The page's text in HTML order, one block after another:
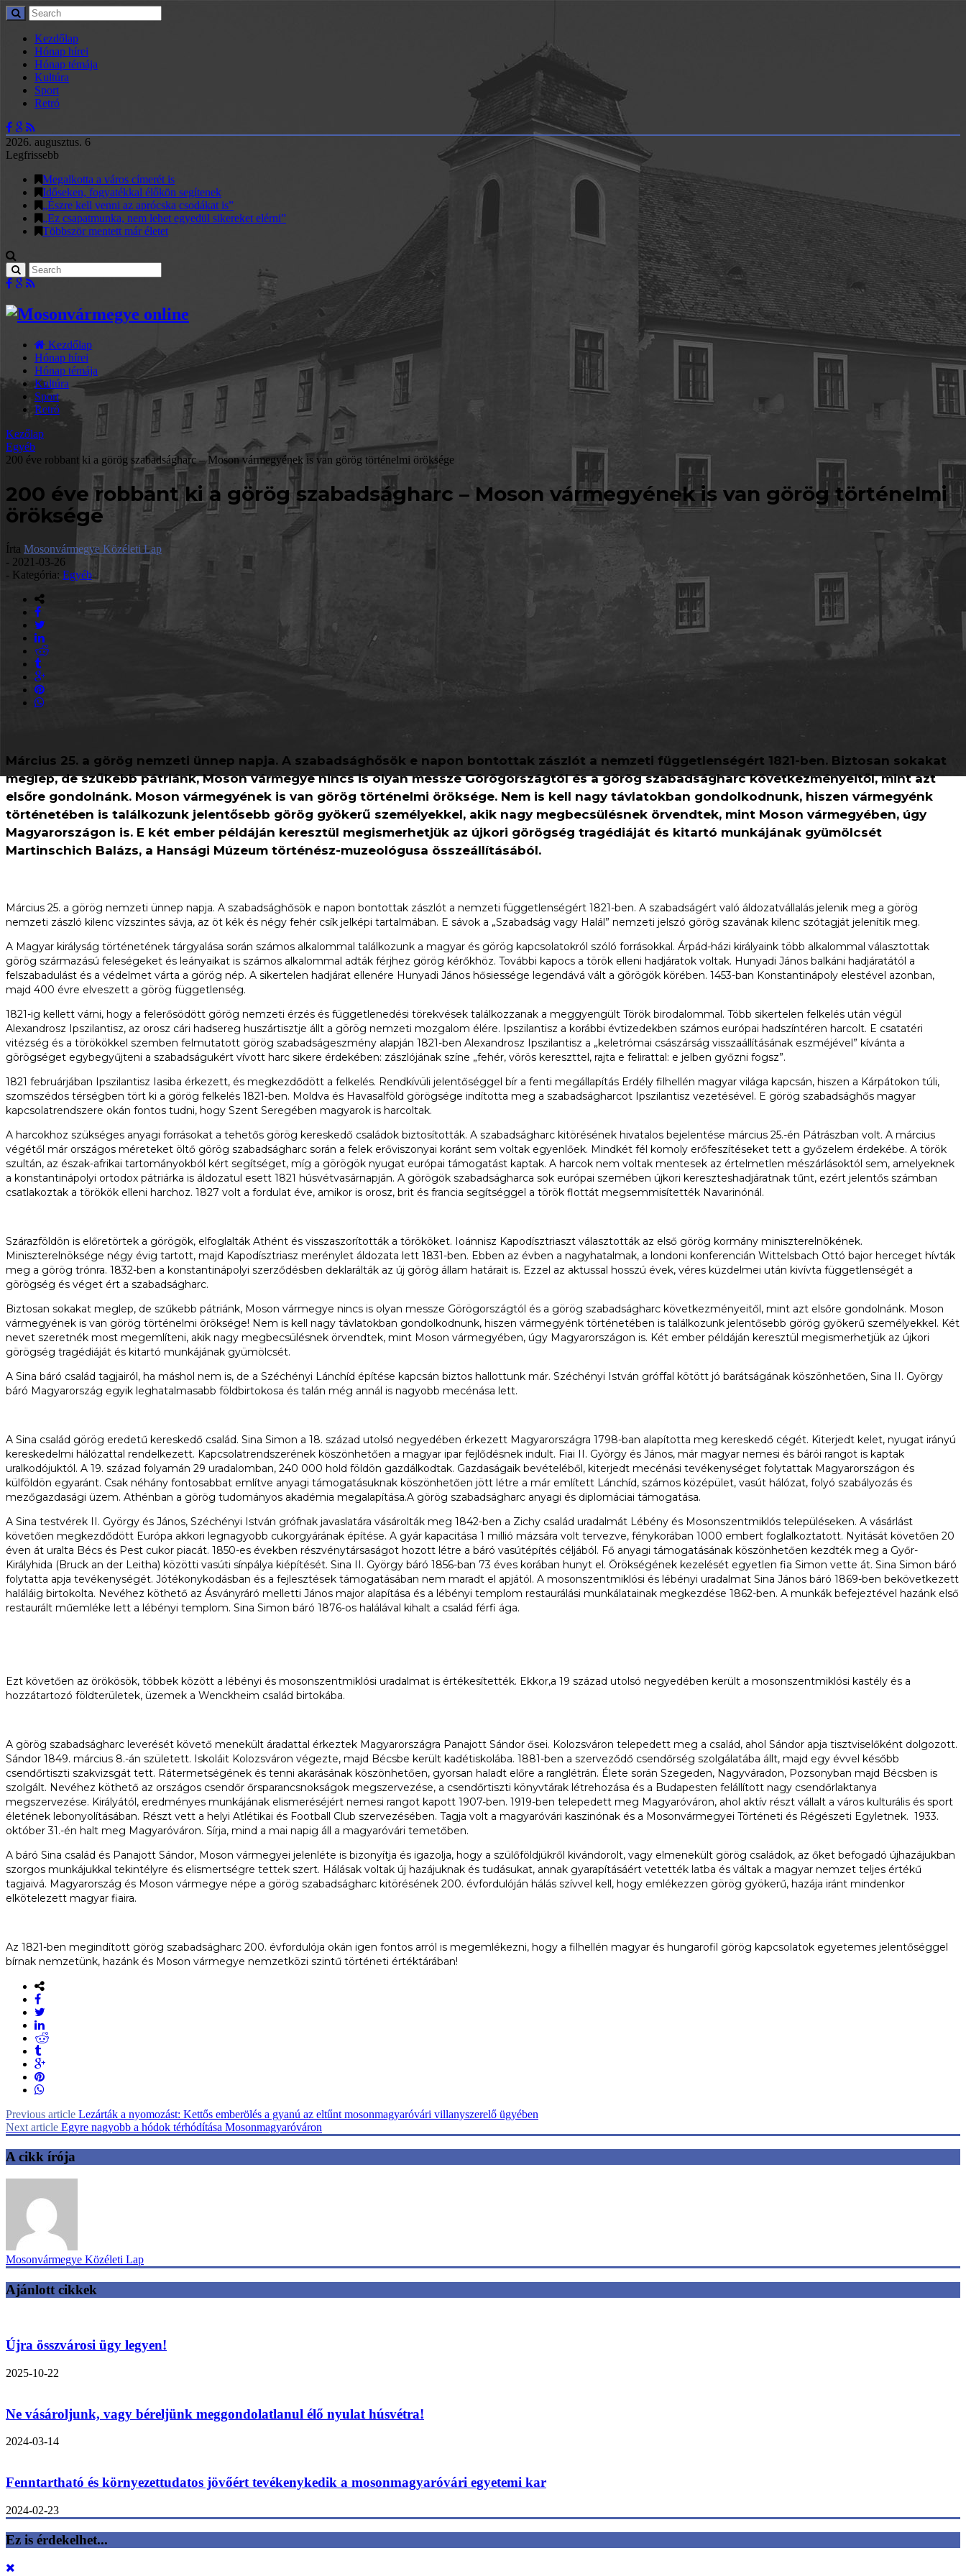
Kezdőlap
Hónap hírei
Hónap témája
Kultúra
Sport
Retró
2026. augusztus. 6
Legfrissebb
Megalkotta a város címerét is
Időseken, fogyatékkal élőkön segítenek
„Észre kell venni az aprócska csodákat is”
„Ez csapatmunka, nem lehet egyedül sikereket elérni”
Többször mentett már életet
Kezdőlap
Hónap hírei
Hónap témája
Kultúra
Sport
Retró
Kezőlap
Egyéb
200 éve robbant ki a görög szabadságharc – Moson vármegyének is van görög történelmi öröksége
200 éve robbant ki a görög szabadságharc – Moson vármegyének is van görög történelmi
öröksége
Írta Mosonvármegye Közéleti Lap
- 2021-03-26
- Kategória: Egyéb
Március 25. a görög nemzeti ünnep napja. A szabadsághősök e napon bontottak zászlót a nemzeti függetlenségért 1821-ben. Biztosan sokakat
meglep, de szűkebb pátriánk, Moson vármegye nincs is olyan messze Görögországtól és a görög szabadságharc következményeitől, mint azt
elsőre gondolnánk. Moson vármegyének is van görög történelmi öröksége. Nem is kell nagy távlatokban gondolkodnunk, hiszen vármegyénk
történetében is találkozunk jelentősebb görög gyökerű személyekkel, akik nagy megbecsülésnek örvendtek, mint Moson vármegyében, úgy
Magyarországon is. E két ember példáján keresztül megismerhetjük az újkori görögség tragédiáját és kitartó munkájának gyümölcsét
Martinschich Balázs, a Hansági Múzeum történész-muzeológusa összeállításából.
Március 25. a görög nemzeti ünnep napja. A szabadsághősök e napon bontottak zászlót a nemzeti függetlenségért 1821-ben. A szabadságért való áldozatvállalás jelenik meg a görög
nemzeti zászló kilenc vízszintes sávja, az öt kék és négy fehér csík jelképi tartalmában. E sávok a „Szabadság vagy Halál” nemzeti jelszó görög szavának kilenc szótagját jelenítik meg.
A Magyar királyság történetének tárgyalása során számos alkalommal találkozunk a magyar és görög kapcsolatokról szóló forrásokkal. Árpád-házi királyaink több alkalommal választottak
görög származású feleségeket és leányaikat is számos alkalommal adták férjhez görög kérőkhöz. További kapocs a török elleni hadjáratok voltak. Hunyadi János balkáni hadjáratától a
felszabadulást és a védelmet várta a görög nép. A sikertelen hadjárat ellenére Hunyadi János hősiessége legendává vált a görögök körében. 1453-ban Konstantinápoly elestével azonban,
majd 400 évre elveszett a görög függetlenség.
1821-ig kellett várni, hogy a felerősödött görög nemzeti érzés és függetlenedési törekvések találkozzanak a meggyengült Török birodalommal. Több sikertelen felkelés után végül
Alexandrosz Ipszilantisz, az orosz cári hadsereg huszártisztje állt a görög nemzeti mozgalom élére. Ipszilantisz a korábbi évtizedekben számos európai hadszíntéren harcolt. E csatatéri
vitézség és a törökökkel szemben felmutatott görög szabadságeszmény alapján 1821-ben Alexandrosz Ipszilantisz a „keletrómai császárság visszaállításának eszméjével” kívánta a
görögséget egybegyűjteni a szabadságukért vívott harc sikere érdekében: zászlójának színe „fehér, vörös kereszttel, rajta e felirattal: e jelben győzni fogsz”.
1821 februárjában Ipszilantisz Iasiba érkezett, és megkezdődött a felkelés. Rendkívüli jelentőséggel bír a fenti megállapítás Erdély filhellén magyar világa kapcsán, hiszen a Kárpátokon túli,
szomszédos térségben tört ki a görög felkelés 1821-ben. Moldva és Havasalföld görögsége indította meg a szabadságharcot Ipszilantisz vezetésével. E görög szabadsághős magyar
kapcsolatrendszere okán fontos tudni, hogy Szent Seregében magyarok is harcoltak.
A harcokhoz szükséges anyagi forrásokat a tehetős görög kereskedő családok biztosították. A szabadságharc kitörésének hivatalos bejelentése március 25.-én Pátrászban volt. A március
végétől már országos méreteket öltő görög szabadságharc során a felek erőviszonyai koránt sem voltak egyenlőek. Mindkét fél komoly erőfeszítéseket tett a győzelem érdekébe. A török
szultán, az észak-afrikai tartományokból kért segítséget, míg a görögök nyugat európai támogatást kaptak. A harcok nem voltak mentesek az értelmetlen mészárlásoktól sem, amelyeknek
a konstantinápolyi ortodox pátriárka is áldozatul esett 1821 húsvétvasárnapján. A görögök szabadságharca sok európai szemében újkori kereszteshadjáratnak tűnt, ezért jelentős számban
csatlakoztak a törökök elleni harchoz. 1827 volt a fordulat éve, amikor is orosz, brit és francia segítséggel a török flottát megsemmisítették Navarinónál.
Szárazföldön is előretörtek a görögök, elfoglalták Athént és visszaszorították a törököket. Ioánnisz Kapodísztriaszt választották az első görög kormány miniszterelnökének.
Miniszterelnöksége négy évig tartott, majd Kapodísztriasz merénylet áldozata lett 1831-ben. Ebben az évben a nagyhatalmak, a londoni konferencián Wittelsbach Ottó bajor herceget hívták
meg a görög trónra. 1832-ben a konstantinápolyi szerződésben deklarálták az új görög állam határait is. Ezzel az aktussal hosszú évek, véres küzdelmei után kivívta függetlenségét a
görögség és véget ért a szabadságharc.
Biztosan sokakat meglep, de szűkebb pátriánk, Moson vármegye nincs is olyan messze Görögországtól és a görög szabadságharc következményeitől, mint azt elsőre gondolnánk. Moson
vármegyének is van görög történelmi öröksége! Nem is kell nagy távlatokban gondolkodnunk, hiszen vármegyénk történetében is találkozunk jelentősebb görög gyökerű személyekkel. Két
nevet szeretnék most megemlíteni, akik nagy megbecsülésnek örvendtek, mint Moson vármegyében, úgy Magyarországon is. Két ember példáján keresztül megismerhetjük az újkori
görögség tragédiáját és kitartó munkájának gyümölcsét.
A Sina báró család tagjairól, ha máshol nem is, de a Széchényi Lánchíd építése kapcsán biztos hallottunk már. Széchényi István gróffal kötött jó barátságának köszönhetően, Sina II. György
báró Magyarország egyik leghatalmasabb földbirtokosa és talán még annál is nagyobb mecénása lett.
A Sina család görög eredetű kereskedő család. Sina Simon a 18. század utolsó negyedében érkezett Magyarországra 1798-ban alapította meg kereskedő cégét. Kiterjedt kelet, nyugat irányú
kereskedelmi hálózattal rendelkezett. Kapcsolatrendszerének köszönhetően a magyar ipar fejlődésnek indult. Fiai II. György és János, már magyar nemesi és bárói rangot is kaptak
uralkodójuktól. A 19. század folyamán 29 uradalomban, 240 000 hold földön gazdálkodtak. Gazdaságaik bevételéből, kiterjedt mecénási tevékenységet folytattak Magyarországon és
külföldön egyaránt. Csak néhány fontosabbat említve anyagi támogatásuknak köszönhetően jött létre a már említett Lánchíd, számos középület, vasút hálózat, folyó szabályozás és
mezőgazdasági üzem. Athénban a görög tudományos akadémia megalapítása.A görög szabadságharc anyagi és diplomáciai támogatása.
A Sina testvérek II. György és János, Széchényi István grófnak javaslatára vásárolták meg 1842-ben a Zichy család uradalmát Lébény és Mosonszentmiklós településeken. A vásárlást
követően megkezdődött Európa akkori legnagyobb cukorgyárának építése. A gyár kapacitása 1 millió mázsára volt tervezve, fénykorában 1000 embert foglalkoztatott. Nyitását követően 20
éven át uralta Bécs és Pest cukor piacát. 1850-es években részvénytársaságot hozott létre a báró vasútépítés céljából. Fő anyagi támogatásának köszönhetően kezdték meg a Győr-
Királyhida (Bruck an der Leitha) közötti vasúti sínpálya kiépítését. Sina II. György báró 1856-ban 73 éves korában hunyt el. Örökségének kezelését egyetlen fia Simon vette át. Sina Simon báró
folytatta apja tevékenységét. Jótékonykodásban és a fejlesztések támogatásában nem maradt el apjától. A mosonszentmiklósi és lébényi uradalmat Sina János báró 1869-ben bekövetkezett
haláláig birtokolta. Nevéhez köthető az Ásványráró melletti János major alapítása és a lébényi templom restaurálási munkálatainak megkezdése 1862-ben. A munkák befejeztével hazánk első
restaurált műemléke lett a lébényi templom. Sina Simon báró 1876-os halálával kihalt a család férfi ága.
Ezt követően az örökösök, többek között a lébényi és mosonszentmiklósi uradalmat is értékesítették. Ekkor,a 19 század utolsó negyedében került a mosonszentmiklósi kastély és a
hozzátartozó földterületek, üzemek a Wenckheim család birtokába.
A görög szabadságharc leverését követő menekült áradattal érkeztek Magyarországra Panajott Sándor ősei. Kolozsváron telepedett meg a család, ahol Sándor apja tisztviselőként dolgozott.
Sándor 1849. március 8.-án született. Iskoláit Kolozsváron végezte, majd Bécsbe került kadétiskolába. 1881-ben a szerveződő csendőrség szolgálatába állt, majd egy évvel később
csendőrtiszti szakvizsgát tett. Rátermetségének és tenni akarásának köszönhetően, gyorsan haladt előre a ranglétrán. Élete során Szegeden, Nagyváradon, Pozsonyban majd Bécsben is
szolgált. Nevéhez köthető az országos csendőr őrsparancsnokságok megszervezése, a csendőrtiszti könyvtárak létrehozása és a Budapesten felállított nagy csendőrlaktanya
megszervezése. Királyától, eredményes munkájának elismeréséjért nemesi rangot kapott 1907-ben. 1919-ben telepedett meg Magyaróváron, ahol aktív részt vállalt a város kulturális és sport
életének lebonyolításában. Részt vett a helyi Atlétikai és Football Club szervezésében. Tagja volt a magyaróvári kaszinónak és a Mosonvármegyei Történeti és Régészeti Egyletnek. 1933.
október 31.-én halt meg Magyaróváron. Sírja, mind a mai napig áll a magyaróvári temetőben.
A báró Sina család és Panajott Sándor, Moson vármegyei jelenléte is bizonyítja és igazolja, hogy a szülőföldjükről kivándorolt, vagy elmenekült görög családok, az őket befogadó újhazájukban
szorgos munkájukkal tekintélyre és elismertségre tettek szert. Hálásak voltak új hazájuknak és tudásukat, annak gyarapításáért vetették latba és váltak a magyar nemzet teljes értékű
tagjaivá. Magyarország és Moson vármegye népe a görög szabadságharc kitörésének 200. évfordulóján hálás szívvel kell, hogy emlékezzen görög gyökerű, hazája iránt mindenkor
elkötelezett magyar fiaira.
Az 1821-ben megindított görög szabadságharc 200. évfordulója okán igen fontos arról is megemlékezni, hogy a filhellén magyar és hungarofil görög kapcsolatok egyetemes jelentőséggel
bírnak nemzetünk, hazánk és Moson vármegye nemzetközi szintű történeti értéktárában!
Previous article Lezárták a nyomozást: Kettős emberölés a gyanú az eltűnt mosonmagyaróvári villanyszerelő ügyében
Next article Egyre nagyobb a hódok térhódítása Mosonmagyaróváron
A cikk írója
Mosonvármegye Közéleti Lap
Ajánlott cikkek
Újra összvárosi ügy legyen!
2025-10-22
Ne vásároljunk, vagy béreljünk meggondolatlanul élő nyulat húsvétra!
2024-03-14
Fenntartható és környezettudatos jövőért tevékenykedik a mosonmagyaróvári egyetemi kar
2024-02-23
Ez is érdekelhet...